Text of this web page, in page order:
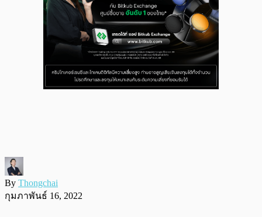
By Thongchai
กุมภาพันธ์ 16, 2022